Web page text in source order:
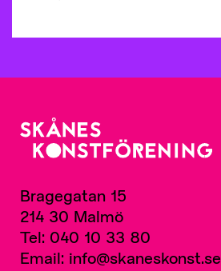
Bragegatan 15
214 30 Malmö
Tel: 040 10 33 80
Email: info@skaneskonst.se